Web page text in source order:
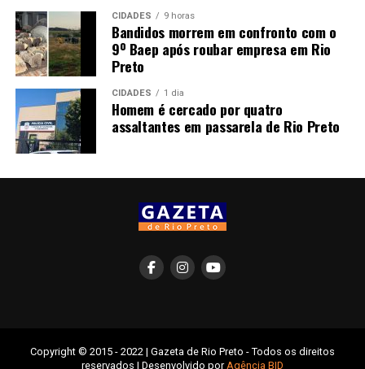
CIDADES 9 horas
Bandidos morrem em confronto com o
9º Baep após roubar empresa em Rio
Preto
CIDADES 1 dia
Homem é cercado por quatro
assaltantes em passarela de Rio Preto
Copyright © 2015 - 2022 | Gazeta de Rio Preto - Todos os direitos
reservados | Desenvolvido porAgência BID